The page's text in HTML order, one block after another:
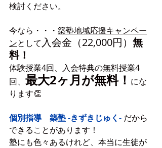
検討ください。
今なら・・・ 築塾地域応援キャンペー
ンとして 入会金（22,000円） 無
料！
体験授業4回、入会特典の無料授業4
回、 最大2ヶ月が無料！ にな
ります👏
個別指導　築塾 -きずきじゅく- だから
できることがあります！
塾にも色々あるけれど、本当に生徒が